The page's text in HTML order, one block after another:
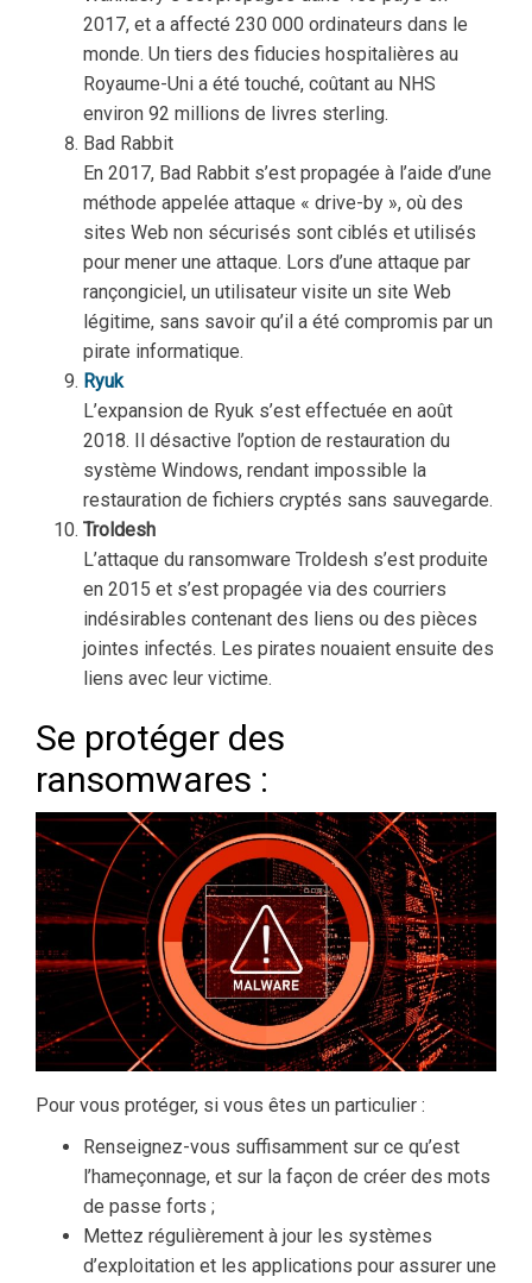
2017, et a affecté 230 000 ordinateurs dans le
monde. Un tiers des fiducies hospitalières au
Royaume-Uni a été touché, coûtant au NHS
environ 92 millions de livres sterling.
Bad Rabbit
En 2017, Bad Rabbit s’est propagée à l’aide d’une
méthode appelée attaque « drive-by », où des
sites Web non sécurisés sont ciblés et utilisés
pour mener une attaque. Lors d’une attaque par
rançongiciel, un utilisateur visite un site Web
légitime, sans savoir qu’il a été compromis par un
pirate informatique.
Ryuk
L’expansion de Ryuk s’est effectuée en août
2018. Il désactive l’option de restauration du
système Windows, rendant impossible la
restauration de fichiers cryptés sans sauvegarde.
Troldesh
L’attaque du ransomware Troldesh s’est produite
en 2015 et s’est propagée via des courriers
indésirables contenant des liens ou des pièces
jointes infectés. Les pirates nouaient ensuite des
liens avec leur victime.
Se protéger des
ransomwares :
Pour vous protéger, si vous êtes un particulier :
Renseignez-vous suffisamment sur ce qu’est
l’hameçonnage, et sur la façon de créer des mots
de passe forts ;
Mettez régulièrement à jour les systèmes
d’exploitation et les applications pour assurer une